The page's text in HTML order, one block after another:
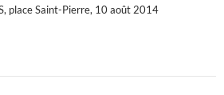
place Saint-Pierre, 10 août 2014